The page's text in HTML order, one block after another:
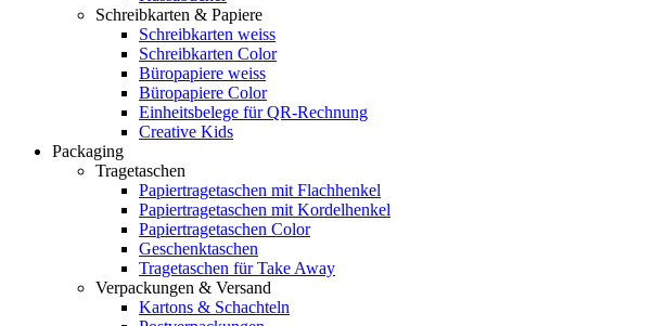
Schreibkarten & Papiere
Schreibkarten weiss
Schreibkarten Color
Büropapiere weiss
Büropapiere Color
Einheitsbelege für QR-Rechnung
Creative Kids
Packaging
Tragetaschen
Papiertragetaschen mit Flachhenkel
Papiertragetaschen mit Kordelhenkel
Papiertragetaschen Color
Geschenktaschen
Tragetaschen für Take Away
Verpackungen & Versand
Kartons & Schachteln